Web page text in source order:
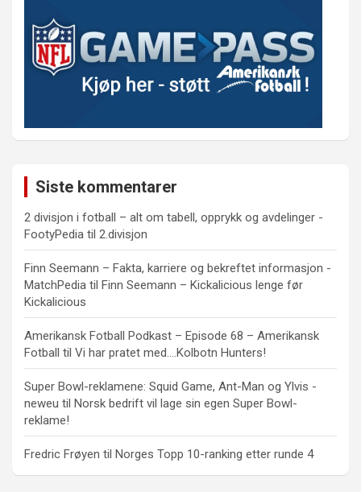
Siste kommentarer
2 divisjon i fotball – alt om tabell, opprykk og avdelinger -
FootyPedia til 2.divisjon
Finn Seemann – Fakta, karriere og bekreftet informasjon -
MatchPedia til Finn Seemann – Kickalicious lenge før
Kickalicious
Amerikansk Fotball Podkast – Episode 68 – Amerikansk
Fotball til Vi har pratet med….Kolbotn Hunters!
Super Bowl-reklamene: Squid Game, Ant-Man og Ylvis -
neweu til Norsk bedrift vil lage sin egen Super Bowl-
reklame!
Fredric Frøyen til Norges Topp 10-ranking etter runde 4